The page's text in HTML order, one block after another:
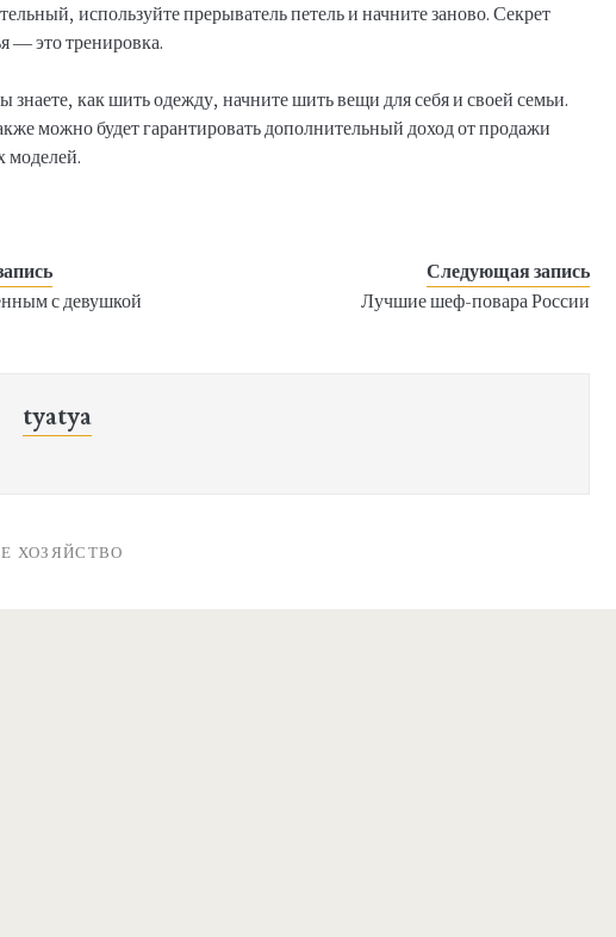
используйте прерыватель петель и начните заново. Секрет
— это тренировка.
знаете, как шить одежду, начните шить вещи для себя и своей семьи.
можно будет гарантировать дополнительный доход от продажи
моделей.
с девушкой
Следующая запись
Лучшие шеф-повара России
tyatya
ХОЗЯЙСТВО